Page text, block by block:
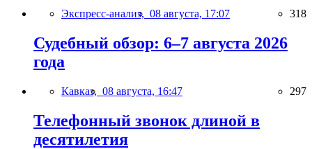
Экспресс-анализ, 08 августа, 17:07 318
Судебный обзор: 6–7 августа 2026
года
Кавказ, 08 августа, 16:47 297
Телефонный звонок длиной в
десятилетия